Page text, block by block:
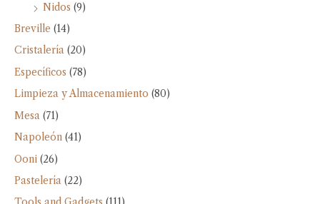
Nidos (9)
Breville (14)
Cristalería (20)
Específicos (78)
Limpieza y Almacenamiento (80)
Mesa (71)
Napoleón (41)
Ooni (26)
Pastelería (22)